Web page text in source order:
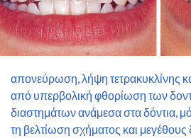
απονεύρωση, λήψη τετρακυκλίνης
από υπερβολική φθορίωση των
διαστημάτων ανάμεσα στα δόντια,
τη βελτίωση σχήματος και